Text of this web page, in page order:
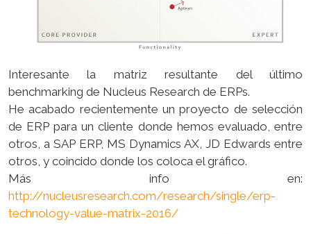
Interesante la matriz resultante del último
benchmarking de Nucleus Research de ERPs.
He acabado recientemente un proyecto de selección
de ERP para un cliente donde hemos evaluado, entre
otros, a SAP ERP, MS Dynamics AX, JD Edwards entre
otros, y coincido donde los coloca el gráfico.
Más info en:
http://nucleusresearch.com/research/single/erp-
technology-value-matrix-2016/